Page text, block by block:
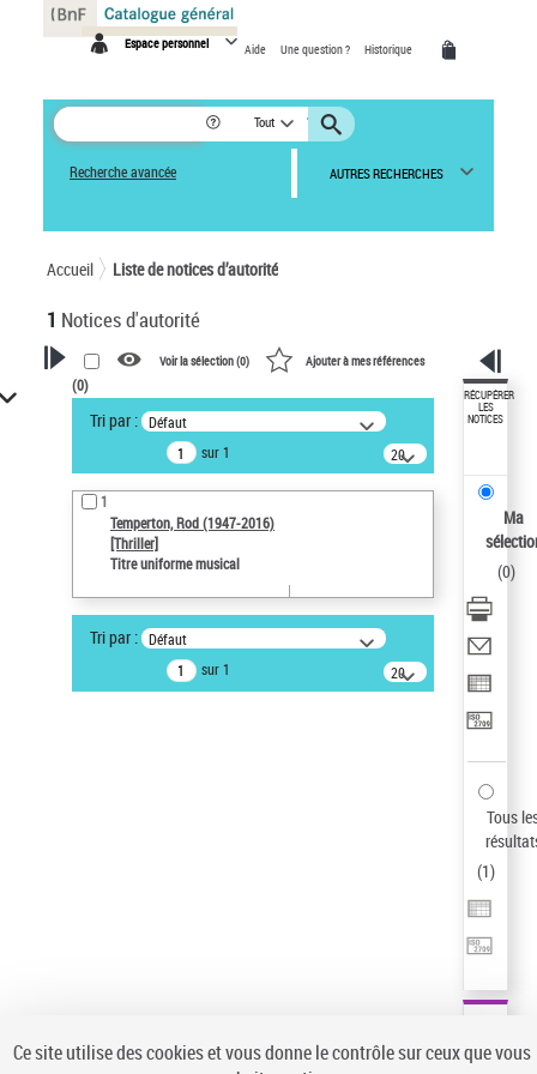
Espace personnel Aide Une question ? Historique
Tout
Recherche avancée AUTRES RECHERCHES
Accueil Liste de notices d’autorité
1 Notices d'autorité
VOTRE RECHERCHE
Recherche avancée dans les
notices d’autorité
Œuvres liées à l'auteur :
Temperton, Rod (1947-2016)
Type de notice d'autorité
Type de notice d'autorité
Voir la sélection (0) Ajouter à mes références
(0)
Tri par : Défaut
sur 1
20
résultats/page
1
Temperton, Rod (1947-2016)
[Thriller]
Titre uniforme musical
Tri par : Défaut
sur 1
20
résultats/page
RÉCUPÉRER
LES
NOTICES
Ma
(0)
Tous
(1)
Panneau de gestion des cookies
Ce site utilise des cookies et vous donne le contrôle sur ceux que vous